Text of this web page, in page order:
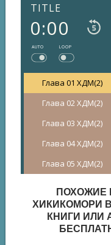
TITLE
0:00
AUTO LOOP
Глава 01 ХДМ(2)
Глава 02 ХДМ(2)
Глава 03 ХДМ(2)
Глава 04 ХДМ(2)
Глава 05 ХДМ(2)
Глава 07 ХДМ(2)
Глава 08 ХДМ(2)
ПОХОЖИЕ
ХИКИКОМОРИ
КНИГИ ИЛИ